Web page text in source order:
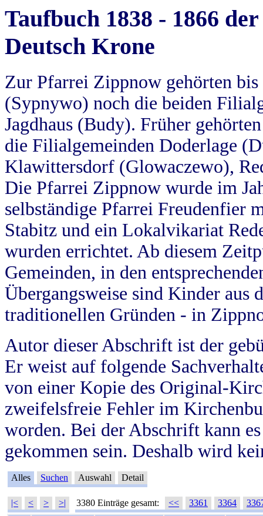
Taufbuch 1838 - 1866
Deutsch Krone
Zur Pfarrei Zippnow gehörten
(Sypnywo) noch die beiden
Jagdhaus (Budy). Früher
die Filialgemeinden Doderlage
Klawittersdorf (Glowaczewo),
Die Pfarrei Zippnow wurde im
selbständige Pfarrei Freudenfier
Stabitz und ein Lokalvikariat
wurden errichtet. Ab diesem
Gemeinden, in den
Übergangsweise sind Kinder aus
traditionellen Gründen - in
Autor dieser Abschrift ist der
Er weist auf folgende
von einer Kopie des Original-
zweifelsfreie Fehler im
worden. Bei der Abschrift kann
gekommen sein. Deshalb wird
Alles Suchen Auswahl Detail
|< < > >| 3380 Einträge gesamt: << 3361 3364